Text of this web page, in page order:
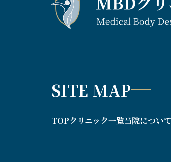
SITE MAP
TOPクリニック一覧当院について